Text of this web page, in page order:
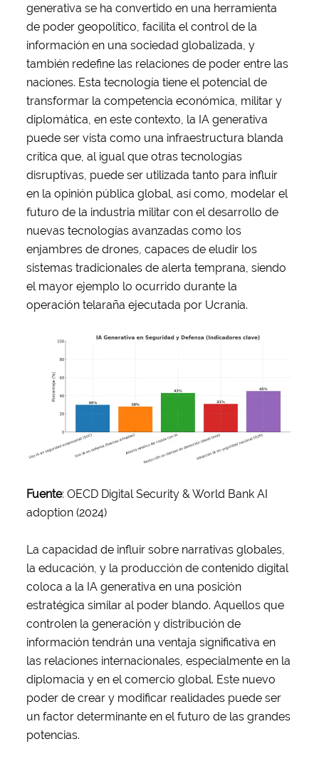
generativa se ha convertido en una herramienta
de poder geopolítico, facilita el control de la
información en una sociedad globalizada, y
también redefine las relaciones de poder entre las
naciones. Esta tecnología tiene el potencial de
transformar la competencia económica, militar y
diplomática, en este contexto, la IA generativa
puede ser vista como una infraestructura blanda
crítica que, al igual que otras tecnologías
disruptivas, puede ser utilizada tanto para influir
en la opinión pública global, así como, modelar el
futuro de la industria militar con el desarrollo de
nuevas tecnologías avanzadas como los
enjambres de drones, capaces de eludir los
sistemas tradicionales de alerta temprana, siendo
el mayor ejemplo lo ocurrido durante la
operación telaraña ejecutada por Ucrania.
Fuente: OECD Digital Security & World Bank AI
adoption (2024)
La capacidad de influir sobre narrativas globales,
la educación, y la producción de contenido digital
coloca a la IA generativa en una posición
estratégica similar al poder blando. Aquellos que
controlen la generación y distribución de
información tendrán una ventaja significativa en
las relaciones internacionales, especialmente en la
diplomacia y en el comercio global. Este nuevo
poder de crear y modificar realidades puede ser
un factor determinante en el futuro de las grandes
potencias.